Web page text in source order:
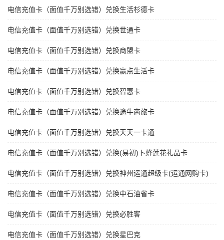
电信充值卡（面值千万别选错）兑换生活杉德卡
电信充值卡（面值千万别选错）兑换世通卡
电信充值卡（面值千万别选错）兑换商盟卡
电信充值卡（面值千万别选错）兑换赢点生活卡
电信充值卡（面值千万别选错）兑换智惠卡
电信充值卡（面值千万别选错）兑换途牛商旅卡
电信充值卡（面值千万别选错）兑换天天一卡通
电信充值卡（面值千万别选错）兑换(易初)卜蜂莲花礼品卡
电信充值卡（面值千万别选错）兑换神州运通超级卡(运通网购卡)
电信充值卡（面值千万别选错）兑换中石油省卡
电信充值卡（面值千万别选错）兑换必胜客
电信充值卡（面值千万别选错）兑换星巴克